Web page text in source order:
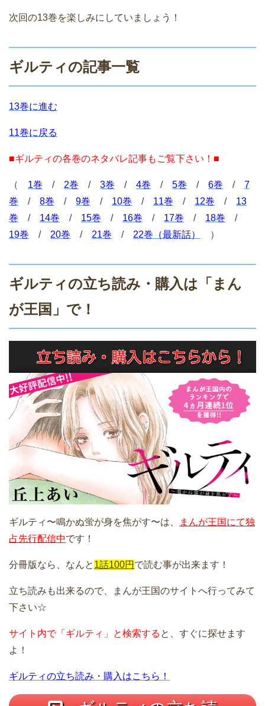
次回の13巻を楽しみにしていましょう！
ギルティの記事一覧
13巻に進む
11巻に戻る
■ギルティの各巻のネタバレ記事もご覧下さい！■
（ 1巻 / 2巻 / 3巻 / 4巻 / 5巻 / 6巻 / 7
巻 / 8巻 / 9巻 / 10巻 / 11巻 / 12巻 / 13
巻 / 14巻 / 15巻 / 16巻 / 17巻 / 18巻 /
19巻 / 20巻 / 21巻 / 22巻（最新話） ）
ギルティの立ち読み・購入は「まん
が王国」で！
ギルティ〜鳴かぬ蛍が身を焦がす〜は、
まんが王国にて独
占先行配信中です！
分冊版なら、なんと 1話100円 で読む事が出来ます！
立ち読みも出来るので、まんが王国のサイトへ行ってみて
下さい☆
サイト内で「ギルティ」と検索する と、すぐに探せます
よ！
ギルティの立ち読み・購入はこちら！